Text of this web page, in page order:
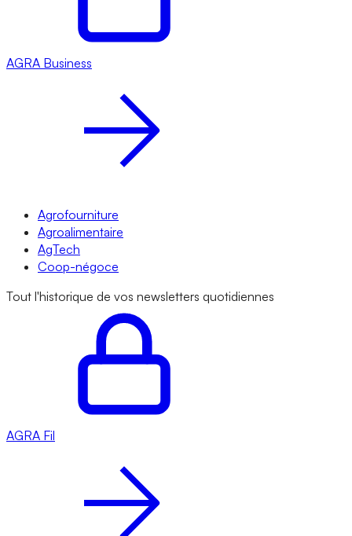
AGRA Business
Agrofourniture
Agroalimentaire
AgTech
Coop-négoce
Tout l'historique de vos newsletters quotidiennes
AGRA Fil